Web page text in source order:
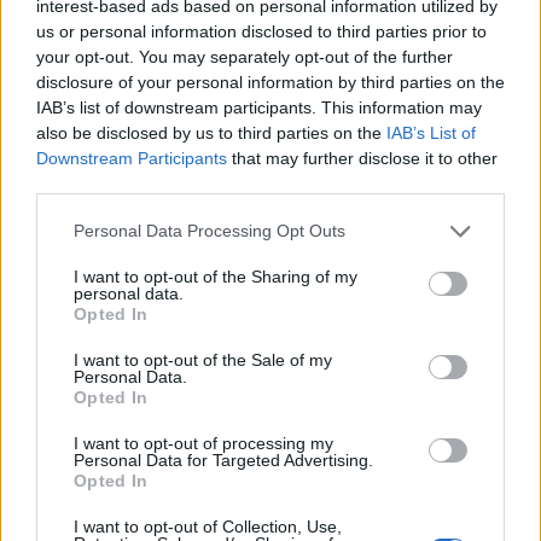
interest-based ads based on personal information utilized by
us or personal information disclosed to third parties prior to
your opt-out. You may separately opt-out of the further
disclosure of your personal information by third parties on the
IAB’s list of downstream participants. This information may
also be disclosed by us to third parties on the IAB’s List of
Downstream Participants that may further disclose it to other
Personal Data Processing Opt Outs
I want to opt-out of the Sharing of my
personal data.
Opted In
I want to opt-out of the Sale of my
Personal Data.
Opted In
I want to opt-out of processing my
Personal Data for Targeted Advertising.
Opted In
I want to opt-out of Collection, Use,
Tragjedi në autostradën e
Mirditës, vdes 38-vjeçari
kosovar pasi doli nga
rruga me motomjet
“Po ngrihet një ministri
paralele e Shëndetësisë”/
Këlliçi: Projektligji i
shtatorit i hap rrugë
monopolit, SPAK të
Video/ Shpërthimi në një
minibus në periferi të
Damaskut lë 2 të vdekur
dhe 13 të plagosur
Itali shpërthen në lot në
protestë: Pacientët
kurim jashtë vendit